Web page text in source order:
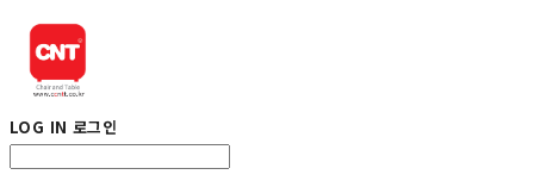
LOG IN 로그인